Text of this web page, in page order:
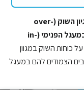
הכוחות הפועלים מחוץ להיגיון השוק (over-
כוחות השוק במעגל הפנימי (in-
כוחות השוק במגוון
הצמודים להם במעגל